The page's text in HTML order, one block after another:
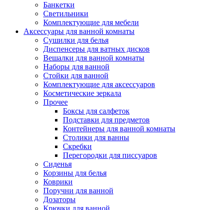
Банкетки
Светильники
Комплектующие для мебели
Аксессуары для ванной комнаты
Сушилки для белья
Диспенсеры для ватных дисков
Вешалки для ванной комнаты
Наборы для ванной
Стойки для ванной
Комплектующие для аксессуаров
Косметические зеркала
Прочее
Боксы для салфеток
Подставки для предметов
Контейнеры для ванной комнаты
Столики для ванны
Скребки
Перегородки для писсуаров
Сиденья
Корзины для белья
Коврики
Поручни для ванной
Дозаторы
Крючки для ванной